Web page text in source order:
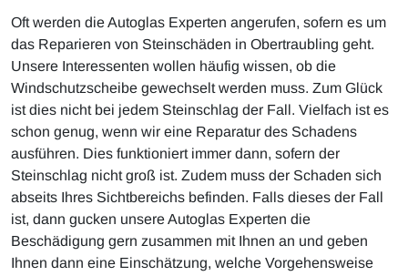
Oft werden die Autoglas Experten angerufen, sofern es um
das Reparieren von Steinschäden in Obertraubling geht.
Unsere Interessenten wollen häufig wissen, ob die
Windschutzscheibe gewechselt werden muss. Zum Glück
ist dies nicht bei jedem Steinschlag der Fall. Vielfach ist es
schon genug, wenn wir eine Reparatur des Schadens
ausführen. Dies funktioniert immer dann, sofern der
Steinschlag nicht groß ist. Zudem muss der Schaden sich
abseits Ihres Sichtbereichs befinden. Falls dieses der Fall
ist, dann gucken unsere Autoglas Experten die
Beschädigung gern zusammen mit Ihnen an und geben
Ihnen dann eine Einschätzung, welche Vorgehensweise